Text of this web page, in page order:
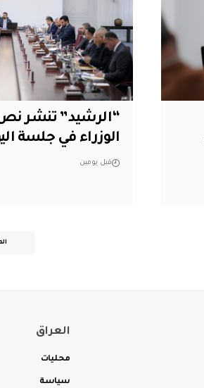
“الرشيد” تنشر
الوزراء في جلسة
قبل يومين
العراق
محليات
سياسة